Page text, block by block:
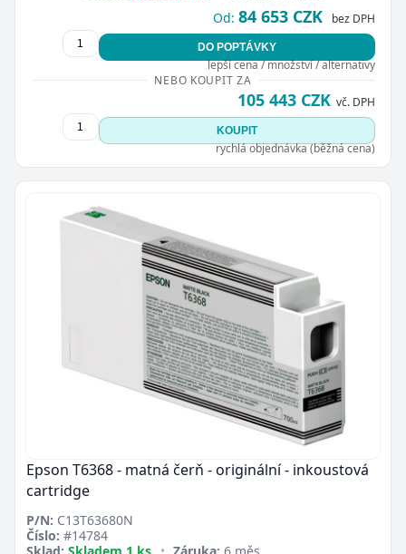
Od: 84 653 CZK bez DPH
DO POPTÁVKY
lepší cena / množství / alternativy
NEBO KOUPIT ZA
105 443 CZK vč. DPH
KOUPIT
rychlá objednávka (běžná cena)
Epson T6368 - matná čerň - originální - inkoustová
cartridge
P/N: C13T63680N
Číslo: #14784
Sklad: Skladem 1 ks • Záruka: 6 měs.